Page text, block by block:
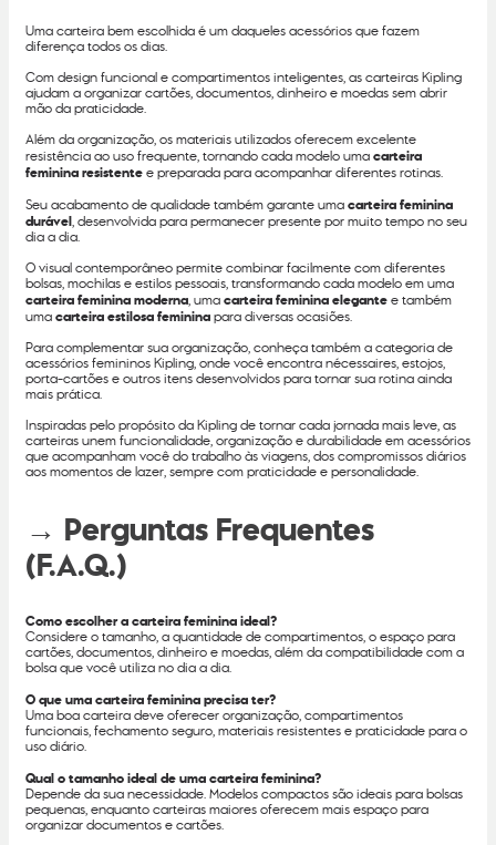
Uma carteira bem escolhida é um daqueles acessórios que fazem
diferença todos os dias.
Com design funcional e compartimentos inteligentes, as carteiras Kipling
ajudam a organizar cartões, documentos, dinheiro e moedas sem abrir
mão da praticidade.
Além da organização, os materiais utilizados oferecem excelente
resistência ao uso frequente, tornando cada modelo umacarteira
feminina resistentee preparada para acompanhar diferentes rotinas.
Seu acabamento de qualidade também garante umacarteira feminina
durável, desenvolvida para permanecer presente por muito tempo no seu
dia a dia.
O visual contemporâneo permite combinar facilmente com diferentes
bolsas, mochilas e estilos pessoais, transformando cada modelo em uma
carteira feminina moderna, umacarteira feminina elegantee também
umacarteira estilosa femininapara diversas ocasiões.
Para complementar sua organização, conheça também a categoria de
acessórios femininos Kipling, onde você encontra nécessaires, estojos,
porta-cartões e outros itens desenvolvidos para tornar sua rotina ainda
mais prática.
Inspiradas pelo propósito da Kipling de tornar cada jornada mais leve, as
carteiras unem funcionalidade, organização e durabilidade em acessórios
que acompanham você do trabalho às viagens, dos compromissos diários
aos momentos de lazer, sempre com praticidade e personalidade.
→ Perguntas Frequentes
(F.A.Q.)
Como escolher a carteira feminina ideal?
Considere o tamanho, a quantidade de compartimentos, o espaço para
cartões, documentos, dinheiro e moedas, além da compatibilidade com a
bolsa que você utiliza no dia a dia.
O que uma carteira feminina precisa ter?
Uma boa carteira deve oferecer organização, compartimentos
funcionais, fechamento seguro, materiais resistentes e praticidade para o
uso diário.
Qual o tamanho ideal de uma carteira feminina?
Depende da sua necessidade. Modelos compactos são ideais para bolsas
pequenas, enquanto carteiras maiores oferecem mais espaço para
organizar documentos e cartões.